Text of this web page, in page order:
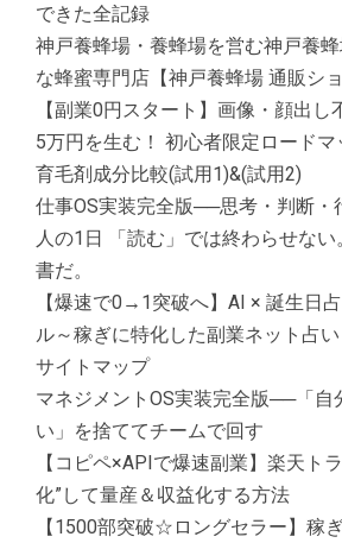
できた全記録
神戸養蜂場・養蜂場を営む神戸養
な蜂蜜専門店【神戸養蜂場 通販ショ
【副業0円スタート】画像・顔出し
5万円を生む！ 初心者限定ロードマ
育毛剤成分比較(試用1)&(試用2)
仕事OS実装完全版──思考・判断・
人の1日 「読む」では終わらせな
書だ。
【爆速で0→1突破へ】AI × 誕生日
ル～稼ぎに特化した副業ネット占
サイトマップ
マネジメントOS実装完全版──「自
い」を捨ててチームで回す
【コピペ×APIで爆速副業】楽天ト
化”して量産＆収益化する方法
【1500部突破☆ロングセラー】稼